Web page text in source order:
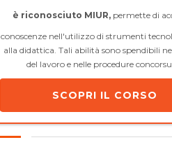
è riconosciuto MIUR, permette di
conoscenze nell'utilizzo di strumenti
alla didattica. Tali abilità sono spendibili
del lavoro e nelle procedure
SCOPRI IL CORSO